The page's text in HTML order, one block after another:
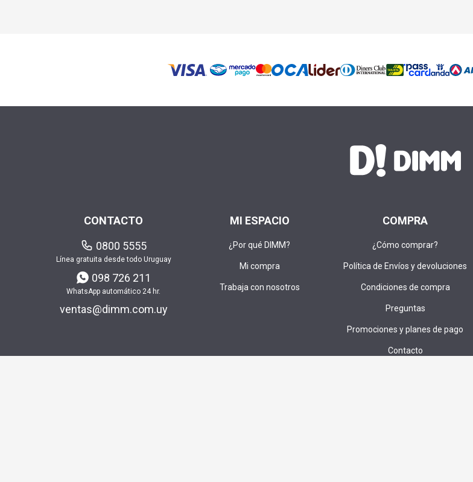
MI ESPACIO
¿Por qué DIMM?
Mi compra
Trabaja con nosotros
COMPRA
¿Cómo comprar?
Política de Envíos y devoluciones
Condiciones de compra
Preguntas
Promociones y planes de pago
Contacto
CONTACTO
0800 5555
Línea gratuita desde todo Uruguay
098 726 211
WhatsApp automático 24 hr.
ventas@dimm.com.uy